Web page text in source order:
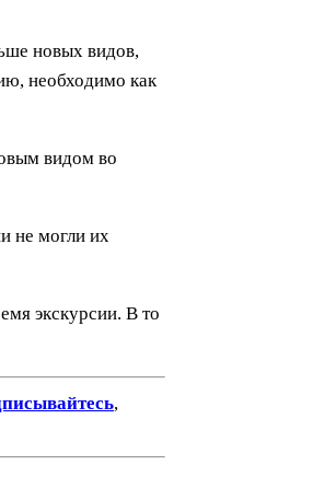
новых видов,
необходимо как
видом во
не могли их
экскурсии. В то
,